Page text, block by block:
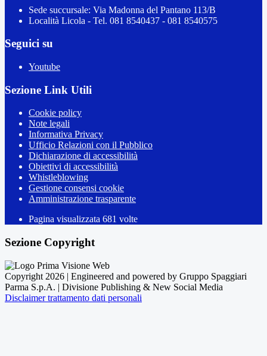
Sede succursale: Via Madonna del Pantano 113/B
Località Licola - Tel. 081 8540437 - 081 8540575
Seguici su
Youtube
Sezione Link Utili
Cookie policy
Note legali
Informativa Privacy
Ufficio Relazioni con il Pubblico
Dichiarazione di accessibilità
Obiettivi di accessibilità
Whistleblowing
Gestione consensi cookie
Amministrazione trasparente
Pagina visualizzata 681 volte
Sezione Copyright
Copyright 2026 | Engineered and powered by Gruppo Spaggiari
Parma S.p.A. | Divisione Publishing & New Social Media
Disclaimer trattamento dati personali